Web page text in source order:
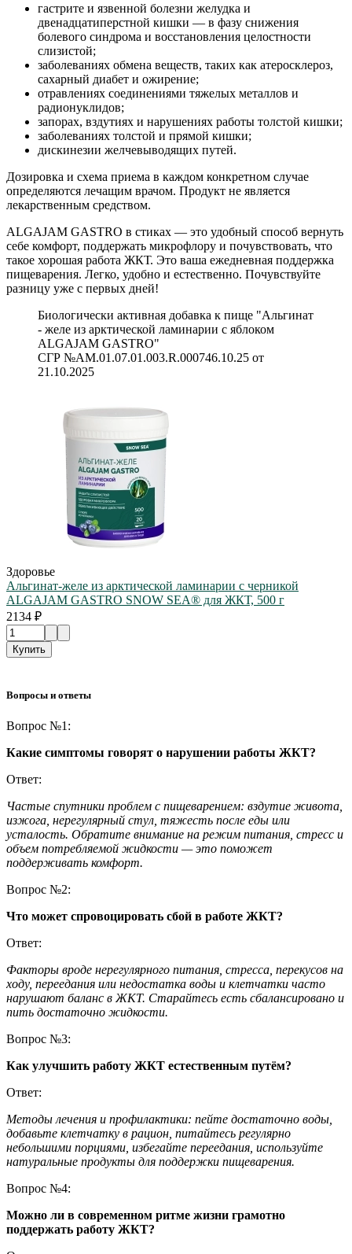
гастрите и язвенной болезни желудка и
двенадцатиперстной кишки — в фазу снижения
болевого синдрома и восстановления целостности
слизистой;
заболеваниях обмена веществ, таких как атеросклероз,
сахарный диабет и ожирение;
отравлениях соединениями тяжелых металлов и
радионуклидов;
запорах, вздутиях и нарушениях работы толстой кишки;
заболеваниях толстой и прямой кишки;
дискинезии желчевыводящих путей.
Дозировка и схема приема в каждом конкретном случае
определяются лечащим врачом. Продукт не является
лекарственным средством.
ALGAJAM GASTRO в стиках — это удобный способ вернуть
себе комфорт, поддержать микрофлору и почувствовать, что
такое хорошая работа ЖКТ. Это ваша ежедневная поддержка
пищеварения. Легко, удобно и естественно. Почувствуйте
разницу уже с первых дней!
Биологически активная добавка к пище "Альгинат
- желе из арктической ламинарии с яблоком
ALGAJAM GASTRO"
СГР №AM.01.07.01.003.R.000746.10.25 от
21.10.2025
Здоровье
Альгинат-желе из арктической ламинарии с черникой
ALGAJAM GASTRO SNOW SEA® для ЖКТ, 500 г
2134 ₽
Купить
Вопросы и ответы
Вопрос №1:
Какие симптомы говорят о нарушении работы ЖКТ?
Ответ:
Частые спутники проблем с пищеварением: вздутие живота,
изжога, нерегулярный стул, тяжесть после еды или
усталость. Обратите внимание на режим питания, стресс и
объем потребляемой жидкости — это поможет
поддерживать комфорт.
Вопрос №2:
Что может спровоцировать сбой в работе ЖКТ?
Ответ:
Факторы вроде нерегулярного питания, стресса, перекусов на
ходу, переедания или недостатка воды и клетчатки часто
нарушают баланс в ЖКТ. Старайтесь есть сбалансировано и
пить достаточно жидкости.
Вопрос №3:
Как улучшить работу ЖКТ естественным путём?
Ответ:
Методы лечения и профилактики: пейте достаточно воды,
добавьте клетчатку в рацион, питайтесь регулярно
небольшими порциями, избегайте переедания, используйте
натуральные продукты для поддержки пищеварения.
Вопрос №4:
Можно ли в современном ритме жизни грамотно
поддержать работу ЖКТ?